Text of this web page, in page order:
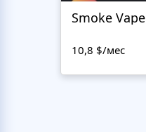
Smoke Vape
10,8 $/мес